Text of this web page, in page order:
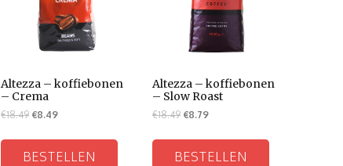
Altezza – koffiebonen
– Crema
€18.49 €8.49
BESTELLEN
Altezza – koffiebonen
– Slow Roast
€18.49 €8.79
BESTELLEN